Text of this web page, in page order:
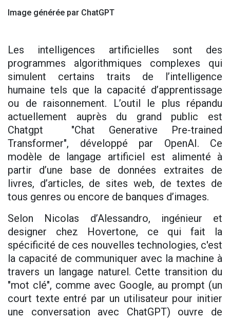
Image générée par ChatGPT
Les intelligences artificielles sont des
programmes algorithmiques complexes qui
simulent certains traits de l’intelligence
humaine tels que la capacité d’apprentissage
ou de raisonnement. L’outil le plus répandu
actuellement auprès du grand public est
Chatgpt "Chat Generative Pre-trained
Transformer", développé par OpenAI. Ce
modèle de langage artificiel est alimenté à
partir d’une base de données extraites de
livres, d’articles, de sites web, de textes de
tous genres ou encore de banques d’images.
Selon Nicolas d’Alessandro, ingénieur et
designer chez Hovertone, ce qui fait la
spécificité de ces nouvelles technologies, c'est
la capacité de communiquer avec la machine à
travers un langage naturel. Cette transition du
"mot clé", comme avec Google, au prompt (un
court texte entré par un utilisateur pour initier
une conversation avec ChatGPT) ouvre de